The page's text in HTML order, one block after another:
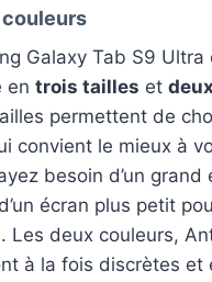
Galaxy Tab S9 Ultra
en trois tailles et
permettent de
convient le mieux à
besoin d’un grand
écran plus petit
Les deux couleurs,
à la fois discrètes et